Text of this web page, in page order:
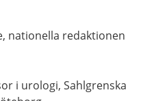
nationella redaktionen
i urologi, Sahlgrenska